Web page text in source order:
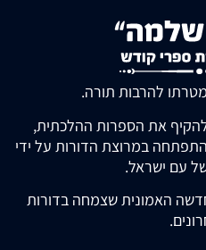
להרבות תורה.
את הספרות ההלכתית,
במרוצת הדורות על ידי
עם ישראל.
האמונית שצמחה בדורות